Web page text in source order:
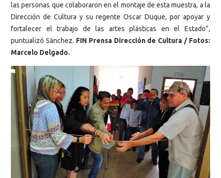
las personas que colaboraron en el montaje de esta muestra, a la
Dirección de Cultura y su regente Oscar Duque, por apoyar y
fortalecer el trabajo de las artes plásticas en el Estado”,
puntualizó Sánchez. FIN Prensa Dirección de Cultura / Fotos:
Marcelo Delgado.